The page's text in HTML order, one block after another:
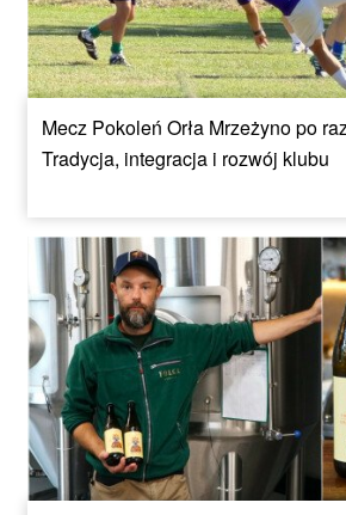
Mecz Pokoleń Orła Mrzeżyno po
Tradycja, integracja i rozwój klubu